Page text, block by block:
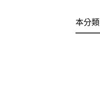
本分